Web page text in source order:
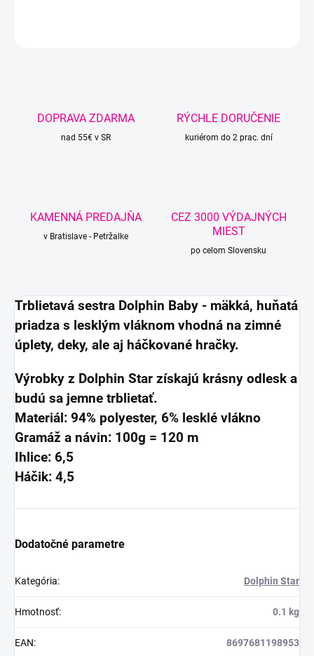
DOPRAVA ZDARMA
nad 55€ v SR
RÝCHLE DORUČENIE
kuriérom do 2 prac. dní
KAMENNÁ PREDAJŇA
v Bratislave - Petržalke
CEZ 3000 VÝDAJNÝCH
MIEST
po celom Slovensku
Trblietavá sestra Dolphin Baby - mäkká, huňatá
priadza s lesklým vláknom vhodná na zimné
úplety, deky, ale aj háčkované hračky.
Výrobky z Dolphin Star získajú krásny odlesk a
budú sa jemne trblietať.
Materiál: 94% polyester, 6% lesklé vlákno
Gramáž a návin: 100g = 120 m
Ihlice: 6,5
Háčik: 4,5
Dodatočné parametre
Kategória: Dolphin Star
Hmotnosť: 0.1 kg
EAN: 8697681198953